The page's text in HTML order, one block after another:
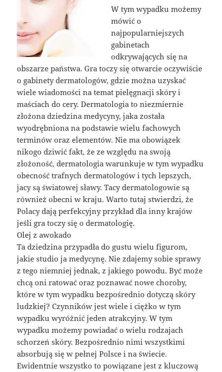
W tym wypadku możemy
mówić o
najpopularniejszych
gabinetach
odkrywających się na
obszarze państwa. Gra toczy się otwarcie oczywiście
o gabinety dermatologów, gdzie można uzyskać
wiele wiadomości na temat pielęgnacji skóry i
maściach do cery. Dermatologia to niezmiernie
złożona dziedzina medycyny, jaka została
wyodrębniona na podstawie wielu fachowych
terminów oraz elementów. Nie ma obowiązek
nikogo dziwić fakt, że ze względu na swoją
złożoność, dermatologia warunkuje w tym wypadku
obecność trafnych dermatologów i tych lepszych,
jacy są światowej sławy. Tacy dermatologowie są
również obecni w kraju. Warto tutaj stwierdzi, że
Polacy dają perfekcyjny przykład dla inny krajów
jeśli gra toczy się o dermatologię.
Olej z awokado
Ta dziedzina przypadła do gustu wielu figurom,
jakie studio ja medycynę. Nie zdajemy sobie sprawy
z tego niemniej jednak, z jakiego powodu. Być może
chcą oni ratować oraz poznawać nowe choroby,
które w tym wypadku bezpośrednio dotyczą skóry
ludzkiej? Czynników jest wiele i ciężko w tym
wypadku wyróżnić jeden atrakcyjny. W tym
wypadku możemy powiadać o wielu rodzajach
schorzeń skóry. Bezpośrednio nimi wszystkimi
absorbują się w pełnej Polsce i na świecie.
Ewidentnie wszystko to powiązane jest z kluczową